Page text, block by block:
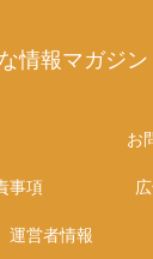
情報マガジン
お
事項
運営者情報